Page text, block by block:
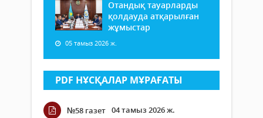
Отандық тауарларды
қолдауда атқарылған
жұмыстар
05 тамыз 2026 ж.
PDF НҰСҚАЛАР МҰРАҒАТЫ
№58 газет 04 тамыз 2026 ж.